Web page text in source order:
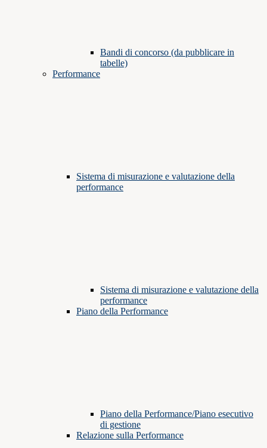
Bandi di concorso (da pubblicare in
tabelle)
Performance
Sistema di misurazione e valutazione della
performance
Sistema di misurazione e valutazione della
performance
Piano della Performance
Piano della Performance/Piano esecutivo
di gestione
Relazione sulla Performance